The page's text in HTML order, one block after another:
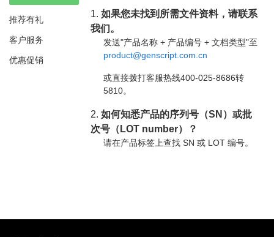
推荐有礼
客户服务
优惠促销
1.如果您未找到所需文件资料，请联系
我们。
发送"产品名称 + 产品编号 + 文档类型"至
product@genscript.com.cn
或直接拨打客服热线400-025-8686转
5810。
2.如何知悉产品的序列号（SN）或批
次号（LOT number）？
请在产品标签上查找 SN 或 LOT 编号。